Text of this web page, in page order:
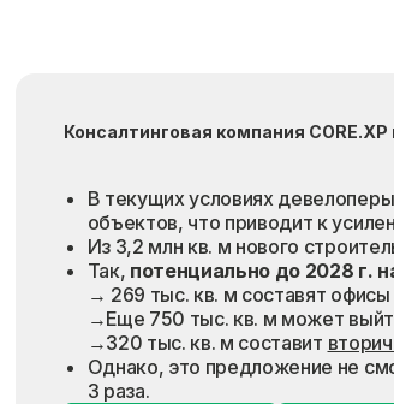
Консалтинговая компания
В текущих условиях
объектов, что приводит к
Из 3,2 млн кв. м нового
Так, потенциально до 2028 г.
→ 269 тыс. кв. м составят
→Еще 750 тыс. кв. м может
→320 тыс. кв. м составит
Однако, это предложение не
3 раза.